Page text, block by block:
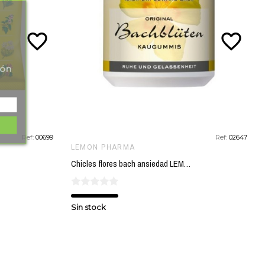
Ref: 00699
favorite_border
Ref: 02647
LEMON PHARMA
Chicles flores bach ansiedad LEMON PHARMA
Sin stock
favorite_border